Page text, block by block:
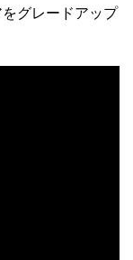
グレードアップ